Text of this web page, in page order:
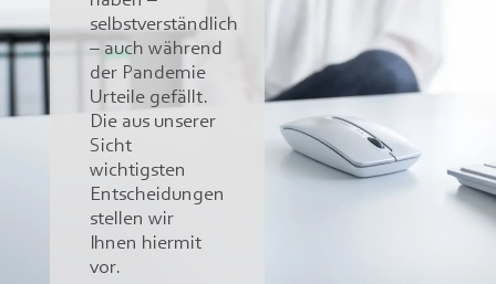
selbstverständlich
– auch während
der Pandemie
Urteile gefällt.
Die aus unserer
Sicht
wichtigsten
Entscheidungen
stellen wir
Ihnen hiermit
vor.